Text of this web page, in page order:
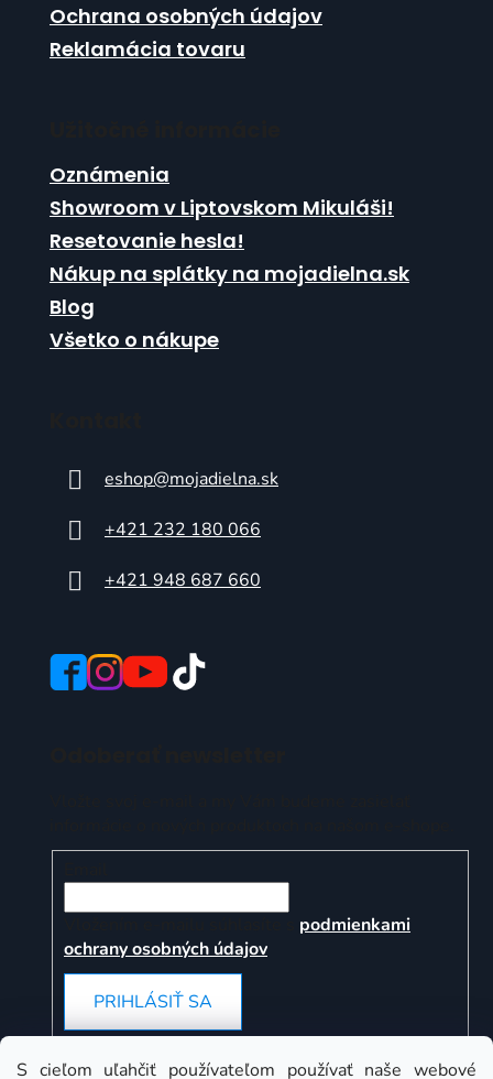
S cieľom uľahčiť používateľom používať naše webové
Ochrana osobných údajov
Reklamácia tovaru
Oznámenia
Showroom v Liptovskom Mikuláši!
Resetovanie hesla!
Nákup na splátky na mojadielna.sk
Blog
Všetko o nákupe
eshop@mojadielna.sk
+421 232 180 066
+421 948 687 660
podmienkami
ochrany osobných údajov
PRIHLÁSIŤ SA